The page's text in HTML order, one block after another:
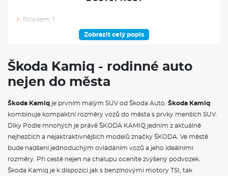
Skladem: 1
Rezervní kolo neplnohodnotné
Rezervní kolo (neplnohodnotné)
Kola z lehké slitiny Montado 6J x 16" ET 38 černá leštěná
Pneumatiky 205/60 R16 92V se superoptimalizovaným
valivým odporem generace 2
Kryty pro kola z lehké slitiny
Montado 16" černá leštěná
Externí, USB typ C, datová(é) zásuvka(-y) a nabíjecí zásuvka(-y)
se zvýšeným nabíjecím výkonem
8 reproduktorů
Dvouzónový CLIMATRONIC
Zobrazit celý popis
Škoda Kamiq - rodinné auto
nejen do města
Škoda Kamiq je prvním malým SUV od Škoda Auto. Škoda Kamiq
kombinuje kompaktní rozměry vozů do města s prvky menších SUV.
Díky Podle mnohých je právě ŠKODA KAMIQ jedním z aktuálně
nejhezčích a nejaktraktivnějších modelů značky ŠKODA. Ve městě
bude nadšení jednoduchým ovládáním vozů a jeho ideálními
rozměry. Při cestě nejen na chalupu oceníte zvýšený podvozek.
Škoda Kamiq je k dispozici jak s benzínovými motory TSI, tak